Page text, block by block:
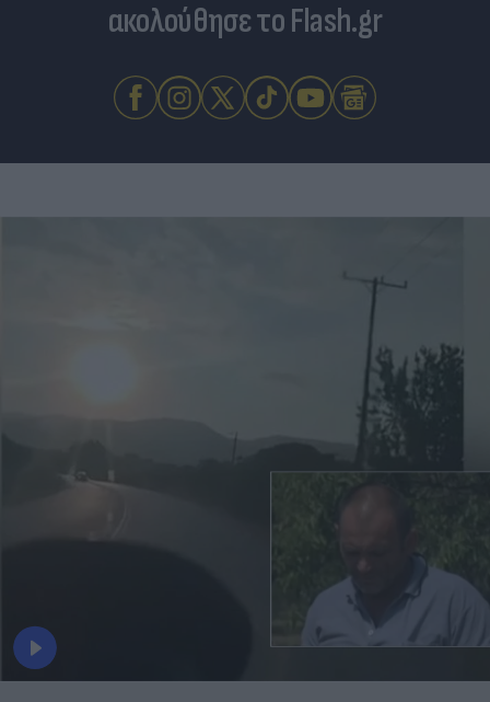
ακολούθησε το Flash.gr